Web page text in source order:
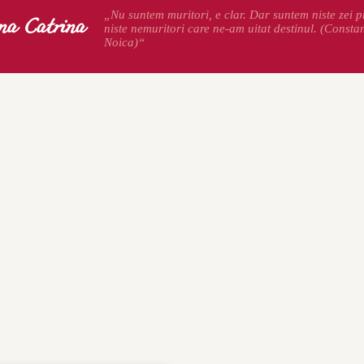
Catrina
„Nu suntem muritori, e clar. Dar suntem niste zei
niste nemuritori care ne-am uitat destinul.
Noica)“